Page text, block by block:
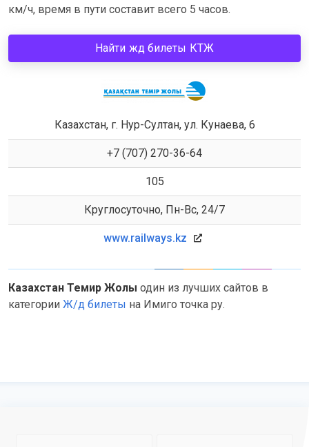
км/ч, время в пути составит всего 5 часов.
Найти жд билеты КТЖ
Казахстан, г. Нур-Султан, ул. Кунаева, 6
+7 (707) 270-36-64
105
Круглосуточно, Пн-Вс, 24/7
www.railways.kz
Казахстан Темир Жолы один из лучших сайтов в
категории Ж/д билеты на Имиго точка ру.